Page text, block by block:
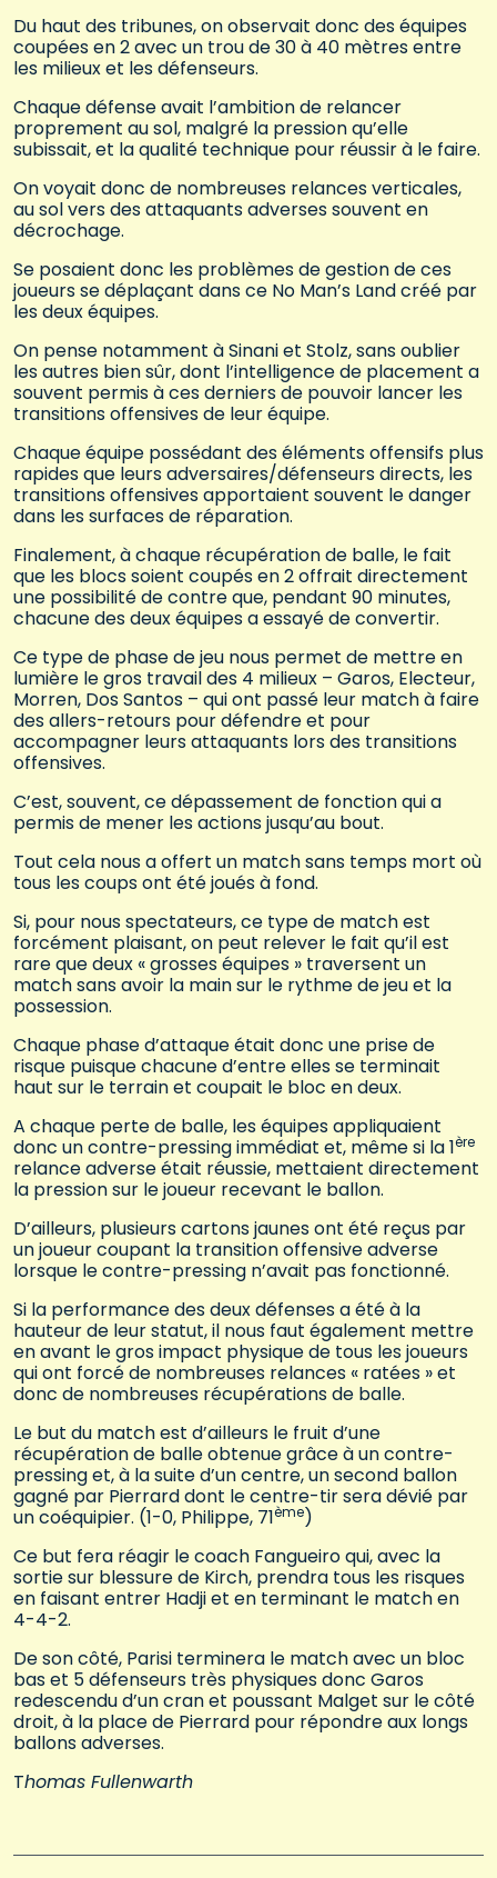
Du haut des tribunes, on observait donc des équipes
coupées en 2 avec un trou de 30 à 40 mètres entre
les milieux et les défenseurs.
Chaque défense avait l’ambition de relancer
proprement au sol, malgré la pression qu’elle
subissait, et la qualité technique pour réussir à le faire.
On voyait donc de nombreuses relances verticales,
au sol vers des attaquants adverses souvent en
décrochage.
Se posaient donc les problèmes de gestion de ces
joueurs se déplaçant dans ce No Man’s Land créé par
les deux équipes.
On pense notamment à Sinani et Stolz, sans oublier
les autres bien sûr, dont l’intelligence de placement a
souvent permis à ces derniers de pouvoir lancer les
transitions offensives de leur équipe.
Chaque équipe possédant des éléments offensifs plus
rapides que leurs adversaires/défenseurs directs, les
transitions offensives apportaient souvent le danger
dans les surfaces de réparation.
Finalement, à chaque récupération de balle, le fait
que les blocs soient coupés en 2 offrait directement
une possibilité de contre que, pendant 90 minutes,
chacune des deux équipes a essayé de convertir.
Ce type de phase de jeu nous permet de mettre en
lumière le gros travail des 4 milieux – Garos, Electeur,
Morren, Dos Santos – qui ont passé leur match à faire
des allers-retours pour défendre et pour
accompagner leurs attaquants lors des transitions
offensives.
C’est, souvent, ce dépassement de fonction qui a
permis de mener les actions jusqu’au bout.
Tout cela nous a offert un match sans temps mort où
tous les coups ont été joués à fond.
Si, pour nous spectateurs, ce type de match est
forcément plaisant, on peut relever le fait qu’il est
rare que deux « grosses équipes » traversent un
match sans avoir la main sur le rythme de jeu et la
possession.
Chaque phase d’attaque était donc une prise de
risque puisque chacune d’entre elles se terminait
haut sur le terrain et coupait le bloc en deux.
A chaque perte de balle, les équipes appliquaient
donc un contre-pressing immédiat et, même si la 1ère
relance adverse était réussie, mettaient directement
la pression sur le joueur recevant le ballon.
D’ailleurs, plusieurs cartons jaunes ont été reçus par
un joueur coupant la transition offensive adverse
lorsque le contre-pressing n’avait pas fonctionné.
Si la performance des deux défenses a été à la
hauteur de leur statut, il nous faut également mettre
en avant le gros impact physique de tous les joueurs
qui ont forcé de nombreuses relances « ratées » et
donc de nombreuses récupérations de balle.
Le but du match est d’ailleurs le fruit d’une
récupération de balle obtenue grâce à un contre-
pressing et, à la suite d’un centre, un second ballon
gagné par Pierrard dont le centre-tir sera dévié par
un coéquipier. (1-0, Philippe, 71ème)
Ce but fera réagir le coach Fangueiro qui, avec la
sortie sur blessure de Kirch, prendra tous les risques
en faisant entrer Hadji et en terminant le match en
4-4-2.
De son côté, Parisi terminera le match avec un bloc
bas et 5 défenseurs très physiques donc Garos
redescendu d’un cran et poussant Malget sur le côté
droit, à la place de Pierrard pour répondre aux longs
ballons adverses.
Thomas Fullenwarth